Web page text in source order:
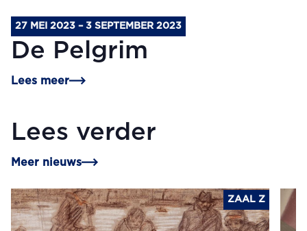
27 MEI 2023 – 3 SEPTEMBER 2023
De Pelgrim
Lees meer
Lees verder
Meer nieuws
ZAAL Z